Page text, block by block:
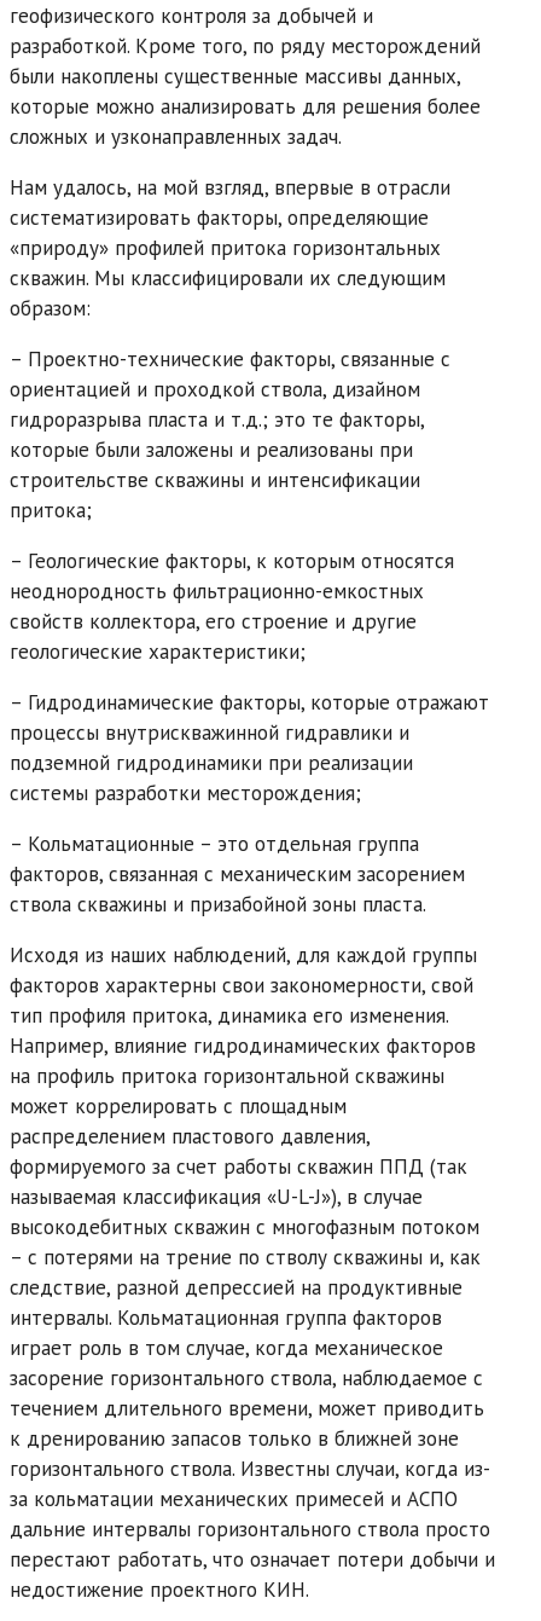
геофизического контроля за добычей и
разработкой. Кроме того, по ряду месторождений
были накоплены существенные массивы данных,
которые можно анализировать для решения более
сложных и узконаправленных задач.
Нам удалось, на мой взгляд, впервые в отрасли
систематизировать факторы, определяющие
«природу» профилей притока горизонтальных
скважин. Мы классифицировали их следующим
образом:
– Проектно-технические факторы, связанные с
ориентацией и проходкой ствола, дизайном
гидроразрыва пласта и т.д.; это те факторы,
которые были заложены и реализованы при
строительстве скважины и интенсификации
притока;
– Геологические факторы, к которым относятся
неоднородность фильтрационно-емкостных
свойств коллектора, его строение и другие
геологические характеристики;
– Гидродинамические факторы, которые отражают
процессы внутрискважинной гидравлики и
подземной гидродинамики при реализации
системы разработки месторождения;
– Кольматационные – это отдельная группа
факторов, связанная с механическим засорением
ствола скважины и призабойной зоны пласта.
Исходя из наших наблюдений, для каждой группы
факторов характерны свои закономерности, свой
тип профиля притока, динамика его изменения.
Например, влияние гидродинамических факторов
на профиль притока горизонтальной скважины
может коррелировать с площадным
распределением пластового давления,
формируемого за счет работы скважин ППД (так
называемая классификация «U-L-J»), в случае
высокодебитных скважин с многофазным потоком
– с потерями на трение по стволу скважины и, как
следствие, разной депрессией на продуктивные
интервалы. Кольматационная группа факторов
играет роль в том случае, когда механическое
засорение горизонтального ствола, наблюдаемое с
течением длительного времени, может приводить
к дренированию запасов только в ближней зоне
горизонтального ствола. Известны случаи, когда из-
за кольматации механических примесей и АСПО
дальние интервалы горизонтального ствола просто
перестают работать, что означает потери добычи и
недостижение проектного КИН.